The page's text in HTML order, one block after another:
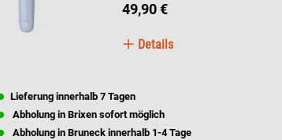
49,90 €
Details
Lieferung innerhalb 7 Tagen
Abholung in Brixen sofort möglich
Abholung in Bruneck innerhalb 1-4 Tage